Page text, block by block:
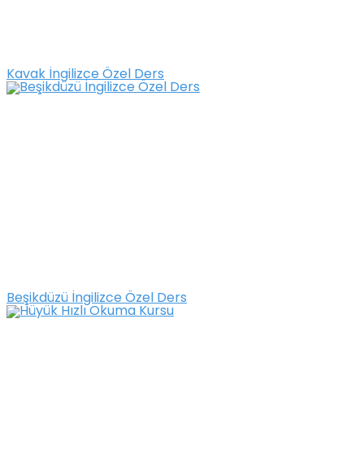
Kavak İngilizce Özel Ders
Beşikdüzü İngilizce Özel Ders